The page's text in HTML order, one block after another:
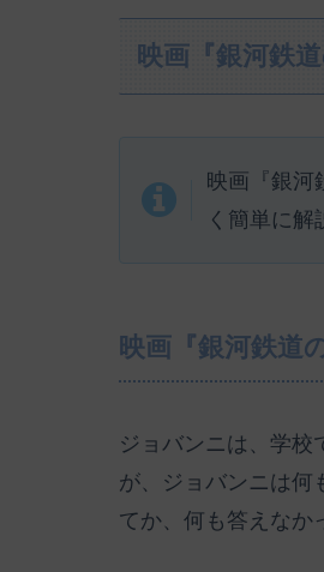
映画『銀河鉄
映画『銀河
く簡単に
映画『銀河鉄道
ジョバンニは、学校
が、ジョバンニは何
てか、何も答えなか